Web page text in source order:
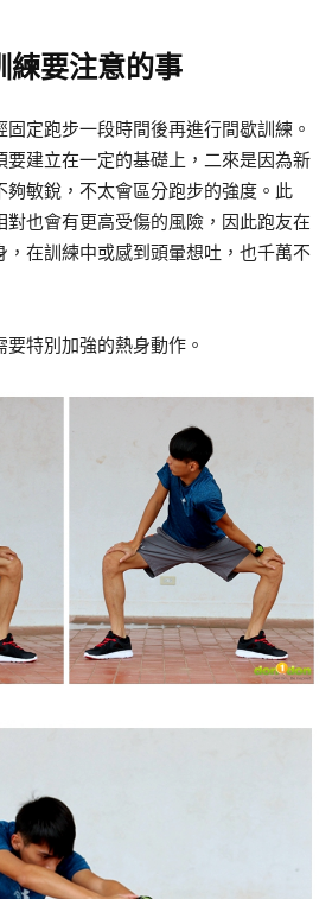
練要注意的事
定跑步一段時間後再進行間歇訓練。
要建立在一定的基礎上，二來是因為新
夠敏銳，不太會區分跑步的強度。此
對也會有更高受傷的風險，因此跑友在
，在訓練中或感到頭暈想吐，也千萬不
特別加強的熱身動作。